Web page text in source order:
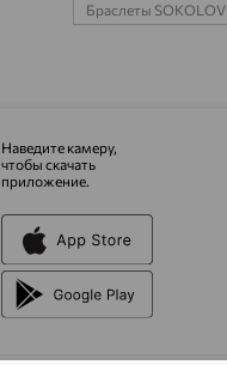
Браслеты SOKOLOV
Наведите камеру,
чтобы скачать
приложение.